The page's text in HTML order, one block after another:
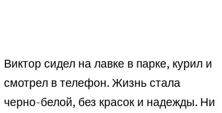
Виктор сидел на лавке в парке, курил и
смотрел в телефон. Жизнь стала
черно-белой, без красок и надежды. Ни